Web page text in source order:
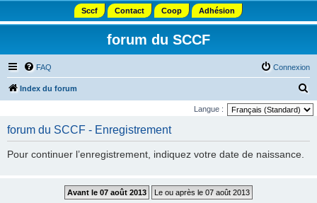
Sccf Contact Coop Adhésion
forum du SCCF
FAQ Connexion
Index du forum
e
Langue :
forum du SCCF - Enregistrement
Pour continuer l’enregistrement, indiquez votre date de naissance.